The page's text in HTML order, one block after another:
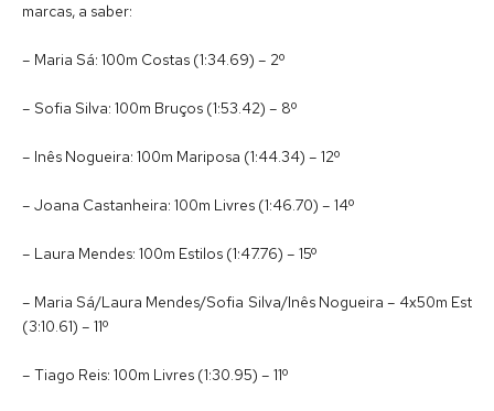
marcas, a saber:
– Maria Sá: 100m Costas (1:34.69) – 2º
– Sofia Silva: 100m Bruços (1:53.42) – 8º
– Inês Nogueira: 100m Mariposa (1:44.34) – 12º
– Joana Castanheira: 100m Livres (1:46.70) – 14º
– Laura Mendes: 100m Estilos (1:47.76) – 15º
– Maria Sá/Laura Mendes/Sofia Silva/Inês Nogueira – 4x50m Est
(3:10.61) – 11º
– Tiago Reis: 100m Livres (1:30.95) – 11º